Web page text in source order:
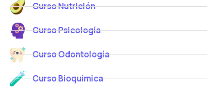
Curso Nutrición
Curso Psicología
Curso Odontología
Curso Bioquímica